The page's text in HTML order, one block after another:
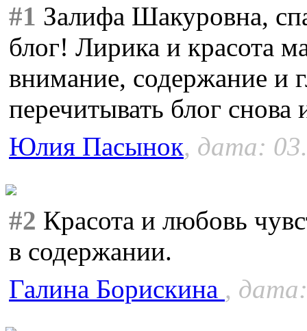
#1 Залифа Шакуровна,
блог! Лирика и красота
внимание, содержание и
перечитывать блог снова
Юлия Пасынок, дата:
#2 Красота и любовь
в содержании.
Галина Борискина ,